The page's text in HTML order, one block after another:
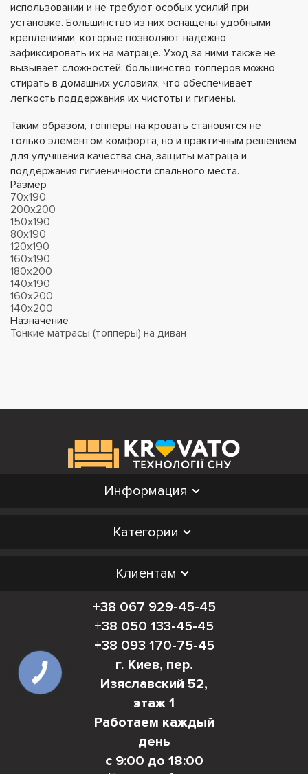
использовании и не требуют особых усилий при
установке. Большинство из них оснащены удобными
креплениями, которые позволяют надежно
зафиксировать их на матраце. Уход за ними также не
вызывает сложностей: большинство топперов можно
стирать в домашних условиях, что обеспечивает
легкость поддержания их чистоты и гигиены.
Таким образом, топперы на кровать становятся не
только элементом комфорта, но и практичным решением
для улучшения качества сна, защиты матраца и
поддержания гигиеничности спального места.
Размер
70х190
200х200
150х190
80х190
120х190
160х190
180х200
140х190
160х200
140х200
Назначение
Тонкие матрасы (топперы) на диван
Информация
Категории
Клиентам
+38 067 929-45-45
+38 050 133-45-45
+38 093 170-75-45
г. Киев, пер.
Изяславский 52,
этаж 1
Работаем каждый
день
с 9:00 до 18:00